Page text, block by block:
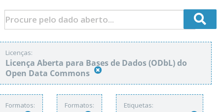
Licenças:
Licença Aberta para Bases de Dados (ODbL) do
Open Data Commons
Formatos: Formatos: Etiquetas: